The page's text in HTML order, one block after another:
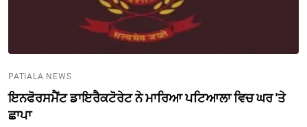
PATIALA NEWS
ਇਨਫੋਰਸਮੈਂਟ ਡਾਇਰੈਕਟੋਰੇਟ ਨੇ ਮਾਰਿਆ ਪਟਿਆਲਾ ਵਿਚ ਘਰ 'ਤੇ
ਛਾਪਾ